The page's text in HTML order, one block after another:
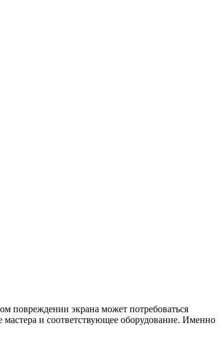
повреждении экрана может потребоваться
и соответствующее оборудование. Именно